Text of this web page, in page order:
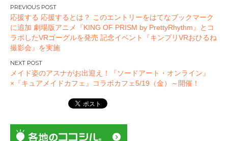
投
稿
ナ
ビ
ゲ
ー
シ
応援する 応援するとは？ このエントリーをはてなブックマーク
に追加 劇場版アニメ『KING OF PRISM by PrettyRhythm』とコ
ラボしたVRゴーグルを発売 記念イベント『キンプリVRおひるね
撮影会』を実施
メイド姿のアスナがお出迎え！『ソードアート・オンライン』
×『キュアメイドカフェ』コラボカフェ5/19（金）～開催！